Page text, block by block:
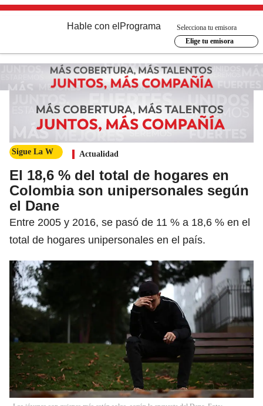
Hable con el Programa
Selecciona tu emisora
Elige tu emisora
Sigue La W Actualidad
El 18,6 % del total de hogares en
Colombia son unipersonales según
el Dane
Entre 2005 y 2016, se pasó de 11 % a 18,6 % en el
total de hogares unipersonales en el país.